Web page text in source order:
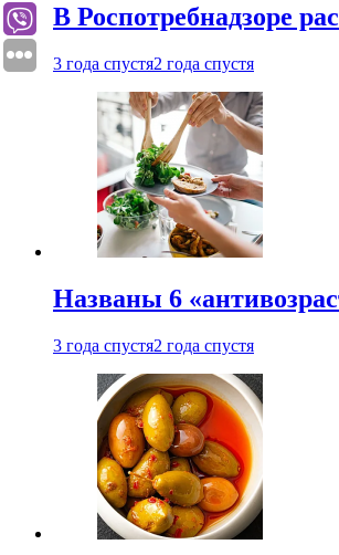
В Роспотребнадзоре
3 года спустя2 года спустя
Названы 6
3 года спустя2 года спустя